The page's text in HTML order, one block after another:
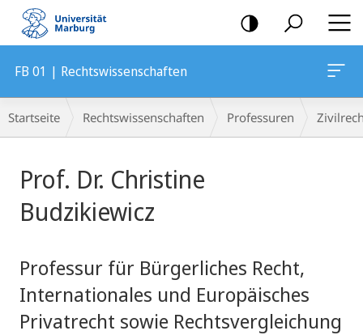
Mobile-
Navigation
FB 01 | Rechtswissenschaften
Breadcrumb-
Navigation
Startseite Rechtswissenschaften Professuren
Prof. Dr. Christine
Budzikiewicz
Professur für Bürgerliches Recht,
Internationales und Europäisches
Privatrecht sowie Rechtsvergleichung